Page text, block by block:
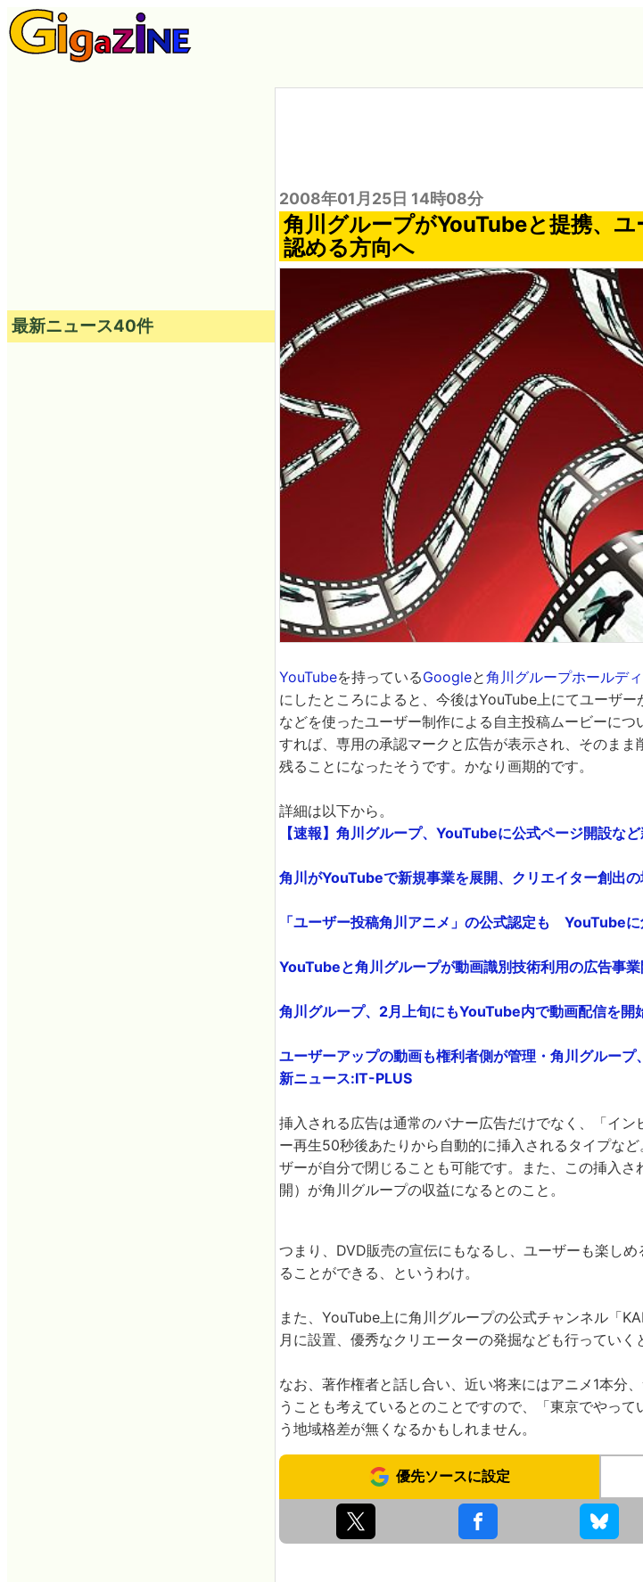
2008年01月25日 14時08分
角川グループがYouTubeと提携、
認める方向へ
YouTubeを持っているGoogleと角川グループホールデ
にしたところによると、今後はYouTube上にてユーザー
などを使ったユーザー制作による自主投稿ムービーにつ
すれば、専用の承認マークと広告が表示され、そのま
残ることになったそうです。かなり画期的です。
詳細は以下から。
【速報】角川グループ、YouTubeに公式ページ開設な
角川がYouTubeで新規事業を展開、クリエイター創出の
「ユーザー投稿角川アニメ」の公式認定も YouTube
YouTubeと角川グループが動画識別技術利用の広告事
角川グループ、2月上旬にもYouTube内で動画配信を開
ユーザーアップの動画も権利者側が管理・角川グルー
新ニュース:IT-PLUS
挿入される広告は通常のバナー広告だけでなく、「イ
ー再生50秒後あたりから自動的に挿入されるタイプな
ザーが自分で閉じることも可能です。また、この挿入
開）が角川グループの収益になるとのこと。
つまり、DVD販売の宣伝にもなるし、ユーザーも楽し
ることができる、というわけ。
また、YouTube上に角川グループの公式チャンネル「
月に設置、優秀なクリエーターの発掘なども行っていく
なお、著作権者と話し合い、近い将来にはアニメ1本分
うことも考えているとのことですので、「東京でやっ
う地域格差が無くなるかもしれません。
優先ソースに設定
最新ニュース40件